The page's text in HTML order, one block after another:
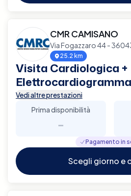
CMR CAMISANO
Via Fogazzaro 44 -
25.2 km
Visita Cardiologica +
Vedi altre prestazioni
Prima disponibilità
-
Pagamento in
Scegli giorno e